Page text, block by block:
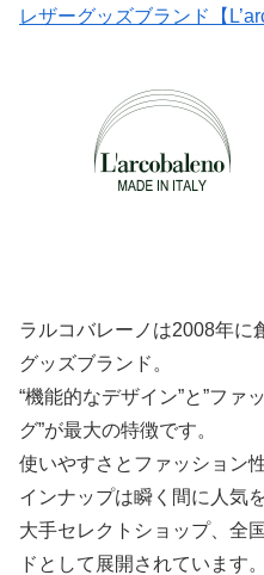
レザーグッズブランド【
ラルコバレーノは2008年に
グッズブランド。
“機能的なデザイン”と”ファ
グ”が最大の特徴です。
使いやすさとファッション
インナップは瞬く間に人気を
大手セレクトショップ、全
ドとして展開されています。